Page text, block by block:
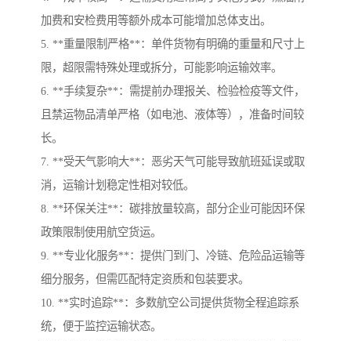
加费和安检费用等额外成本可能增加总体支出。
5. **重量限制严格**：单件货物有明确的重量和尺寸上
限，超限需特殊处理或拆分，可能影响运输效率。
6. **手续复杂**：需提前办理报关、检验检疫等文件，
且禁运物品清单严格（如电池、液体等），准备时间较
长。
7. **受天气影响大**：恶劣天气可能导致航班延误或取
消，运输计划稳定性相对较低。
8. **环保关注**：碳排放量较高，部分企业可能因环保
政策限制使用航空货运。
9. **专业化服务**：提供门到门、冷链、危险品运输等
细分服务，但需匹配特定资质和包装要求。
10. **实时追踪**：多数航空公司提供货物全程追踪系
统，便于监控运输状态。